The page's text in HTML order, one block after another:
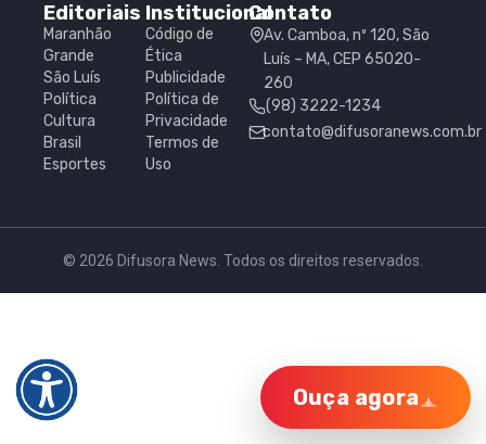
Editoriais
Maranhão
Grande
São Luís
Política
Cultura
Brasil
Esportes
Institucional
Código de
Ética
Publicidade
Política de
Privacidade
Termos de
Uso
Contato
Av. Camboa, nº 120, São
Luís – MA, CEP 65020-
260
(98) 3222-1234
contato@difusoranews.com.br
© 2026 Difusora News. Todos os direitos reservados.
Ouça agora